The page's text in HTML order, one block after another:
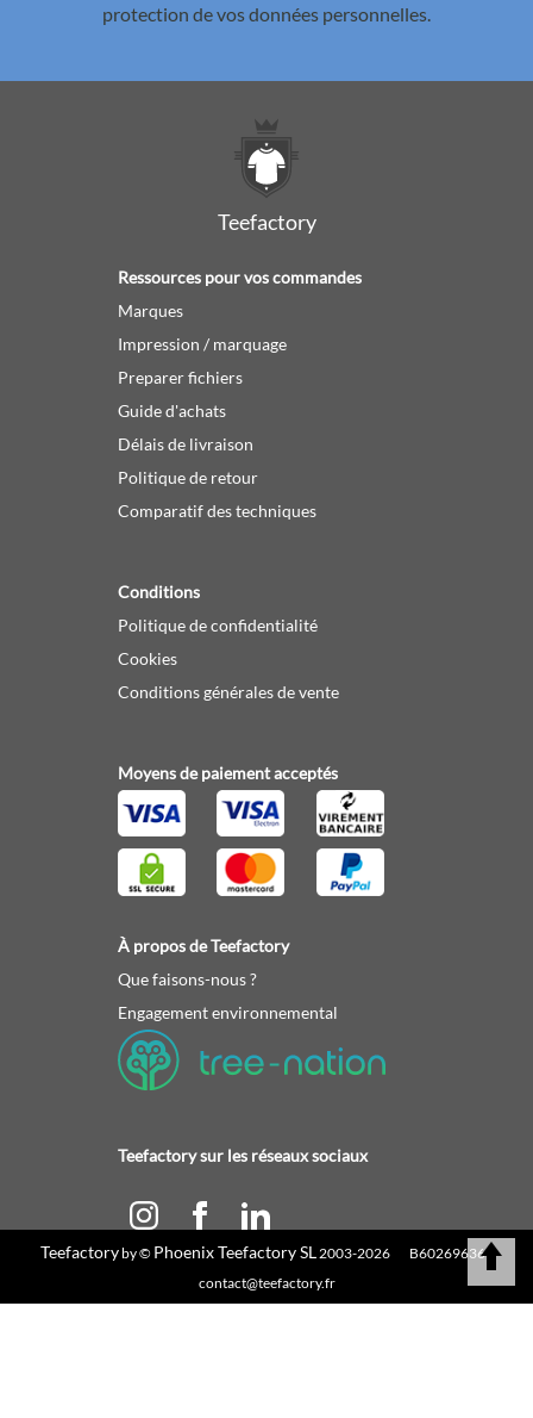
Calculez votre devis
protection de vos données personnelles.
Teefactory
Ressources pour vos commandes
Marques
Impression / marquage
Preparer fichiers
Guide d'achats
Délais de livraison
Politique de retour
Comparatif des techniques
Conditions
Politique de confidentialité
Cookies
Conditions générales de vente
Moyens de paiement acceptés
À propos de Teefactory
Que faisons-nous ?
Engagement environnemental
Teefactory sur les réseaux sociaux
Teefactoryby © Phoenix Teefactory SL2003-2026 B60269636 |
contact@teefactory.fr